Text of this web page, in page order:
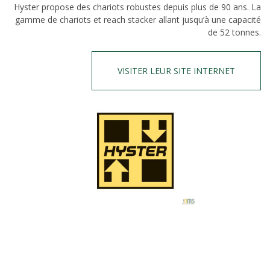
Hyster propose des chariots robustes depuis plus de 90 ans. La
gamme de chariots et reach stacker allant jusqu’à une capacité
de 52 tonnes.
VISITER LEUR SITE INTERNET